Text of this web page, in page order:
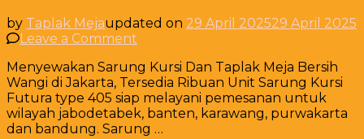
by Taplak Mejaupdated on 29 April 202529 April 2025
Leave a Comment
Sarung
Kursi
Dan
Taplak
Meja
Menyewakan Sarung Kursi Dan Taplak Meja Bersih
Wangi di Jakarta, Tersedia Ribuan Unit Sarung Kursi
Futura type 405 siap melayani pemesanan untuk
wilayah jabodetabek, banten, karawang, purwakarta
dan bandung. Sarung …